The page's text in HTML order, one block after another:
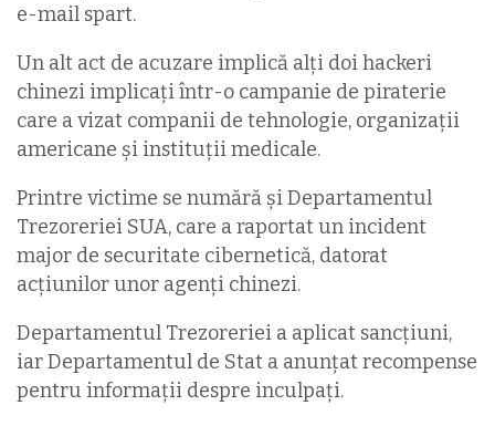
e-mail spart.
Un alt act de acuzare implică alți doi hackeri
chinezi implicați într-o campanie de piraterie
care a vizat companii de tehnologie, organizații
americane și instituții medicale.
Printre victime se numără și Departamentul
Trezoreriei SUA, care a raportat un incident
major de securitate cibernetică, datorat
acțiunilor unor agenți chinezi.
Departamentul Trezoreriei a aplicat sancțiuni,
iar Departamentul de Stat a anunțat recompense
pentru informații despre inculpați.